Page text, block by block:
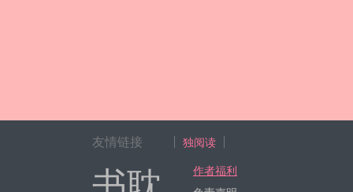
友情链接 独阅读
作者福利